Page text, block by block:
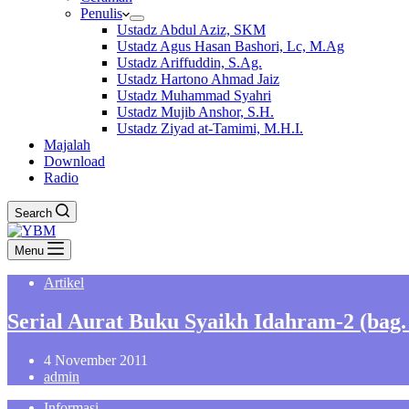
Penulis
Ustadz Abdul Aziz, SKM
Ustadz Agus Hasan Bashori, Lc, M.Ag
Ustadz Ariffuddin, S.Ag.
Ustadz Hartono Ahmad Jaiz
Ustadz Muhammad Syahri
Ustadz Mujib Anshor, S.H.
Ustadz Ziyad at-Tamimi, M.H.I.
Majalah
Download
Radio
Search
Menu
Artikel
Serial Aurat Buku Syaikh Idahram-2
4 November 2011
admin